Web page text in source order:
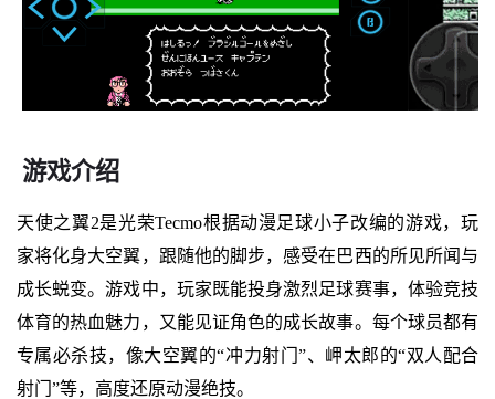
游戏介绍
天使之翼2是光荣Tecmo根据动漫足球小子改编的游戏，玩
家将化身大空翼，跟随他的脚步，感受在巴西的所见所闻与
成长蜕变。游戏中，玩家既能投身激烈足球赛事，体验竞技
体育的热血魅力，又能见证角色的成长故事。每个球员都有
专属必杀技，像大空翼的“冲力射门”、岬太郎的“双人配合
射门”等，高度还原动漫绝技。